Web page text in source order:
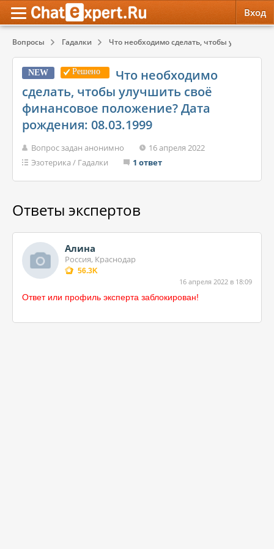
Вход
Вопросы Гадалки Что необходимо сделать, чтобы улучшить
NEW Решено
Что необходимо
сделать, чтобы улучшить своё
финансовое положение? Дата
рождения: 08.03.1999
Вопрос задан анонимно
16 апреля 2022
Эзотерика / Гадалки 1 ответ
Ответы экспертов
Алина
Россия, Краснодар
56.3K
16 апреля 2022 в 18:09
Ответ или профиль эксперта заблокирован!
Психология
Эзотерика
Красота, Здоровье
Психология
Эзотерика
Красота, Здоровье
Обратная связь
Служба поддержки
Правила сервиса